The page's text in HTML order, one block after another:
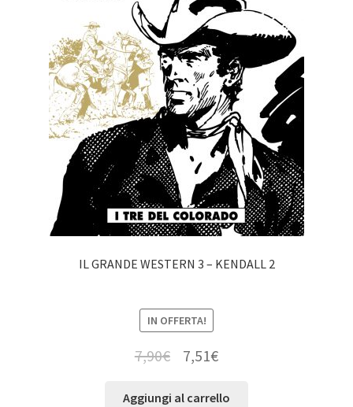
IL GRANDE WESTERN 3 – KENDALL 2
IN OFFERTA!
7,90€ 7,51€
Aggiungi al carrello